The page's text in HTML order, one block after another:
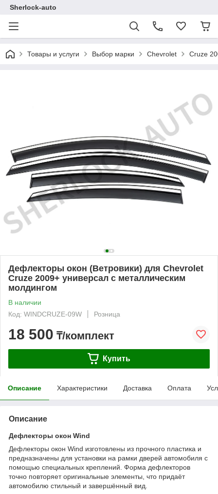
Sherlock-auto
Товары и услуги Выбор марки Chevrolet Cruze
Дефлекторы окон (Ветровики) для Chevrolet
Cruze 2009+ универсал с металлическим
молдингом
В наличии
Код: WINDCRUZE-09W
Розница
18 500 ₸/комплект
Купить
Описание Характеристики Доставка Оплата
Описание
Дефлекторы окон Wind
Дефлекторы окон Wind изготовлены из прочного пластика и
предназначены для установки на рамки дверей автомобиля с
помощью специальных креплений. Форма дефлекторов
точно повторяет оригинальные элементы, что придаёт
автомобилю стильный и завершённый вид.